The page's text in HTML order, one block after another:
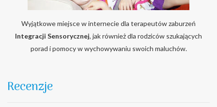
Wyjątkowe miejsce w internecie dla terapeutów zaburzeń
Integracji Sensorycznej, jak również dla rodziców szukających
porad i pomocy w wychowywaniu swoich maluchów.
Recenzje